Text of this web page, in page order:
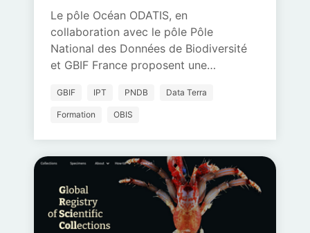
Le pôle Océan ODATIS, en
collaboration avec le pôle Pôle
National des Données de Biodiversité
et GBIF France proposent une…
GBIF IPT PNDB Data Terra
Formation OBIS